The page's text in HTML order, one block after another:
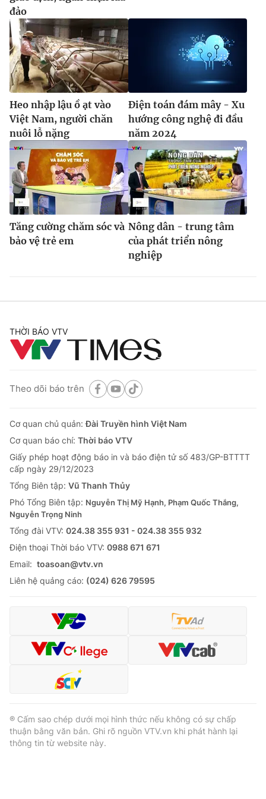
đảo
Heo nhập lậu ồ ạt vào
Việt Nam, người chăn
nuôi lỗ nặng
Điện toán đám mây - Xu
hướng công nghệ đi đầu
năm 2024
Tăng cường chăm sóc và
bảo vệ trẻ em
Nông dân - trung tâm
của phát triển nông
nghiệp
THỜI BÁO VTV
Theo dõi báo trên
Cơ quan chủ quản:Đài Truyền hình Việt Nam
Cơ quan báo chí: Thời báo VTV
Giấy phép hoạt động báo in và báo điện tử số 483/GP-BTTTT
cấp ngày 29/12/2023
Tổng Biên tập: Vũ Thanh Thủy
Phó Tổng Biên tập: Nguyễn Thị Mỹ Hạnh, Phạm Quốc Thắng,
Nguyễn Trọng Ninh
Tổng đài VTV: 024.38 355 931 - 024.38 355 932
Ðiện thoại Thời báo VTV: 0988 671 671
Email: toasoan@vtv.vn
Liên hệ quảng cáo: (024) 626 79595
® Cấm sao chép dưới mọi hình thức nếu không có sự chấp
thuận bằng văn bản. Ghi rõ nguồn VTV.vn khi phát hành lại
thông tin từ website này.